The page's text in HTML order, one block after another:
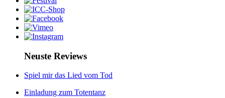
Neuste Reviews
Spiel mir das Lied vom Tod
Einladung zum Totentanz